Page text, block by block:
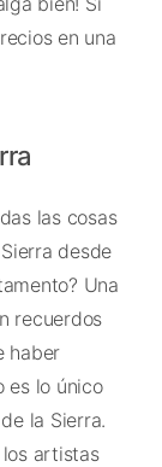
en una
las cosas
desde
Una
recuerdos
haber
es lo único
la Sierra.
artistas